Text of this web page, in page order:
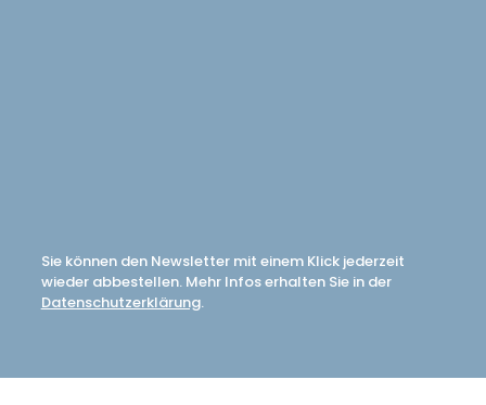
Sie können den Newsletter mit einem Klick jederzeit
wieder abbestellen. Mehr Infos erhalten Sie in der
Datenschutzerklärung.